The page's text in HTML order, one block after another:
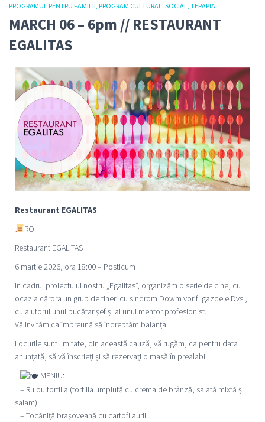
PROGRAMUL PENTRU FAMILII PROGRAM CULTURAL SOCIAL TERAPIA
MARCH 06 – 6pm // RESTAURANT
EGALITAS
Restaurant EGALITAS
RO
Restaurant EGALITAS
6 martie 2026, ora 18:00 – Posticum
In cadrul proiectului nostru „Egalitas”, organizăm o serie de cine, cu
ocazia cărora un grup de tineri cu sindrom Dowm vor fi gazdele Dvs.,
cu ajutorul unui bucătar șef și al unui mentor profesionist.
Vă invităm ca împreună să îndreptăm balanța !
Locurile sunt limitate, din această cauză, vă rugăm, ca pentru data
anunțată, să vă înscrieți și să rezervați o masă în prealabil!
MENIU:
– Rulou tortilla (tortilla umplută cu crema de brânză, salată mixtă și
salam)
– Tocăniță brașoveană cu cartofi aurii